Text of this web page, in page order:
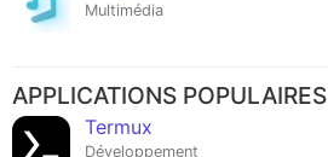
Multimédia
APPLICATIONS POPULAIRES
Termux
Développement